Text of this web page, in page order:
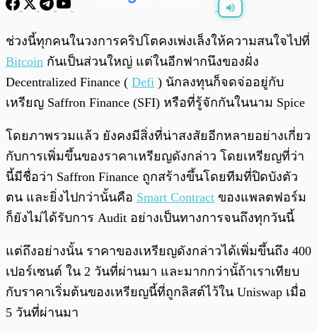
พร้อมเล่น 0:00
ช่วงนี้ทุกคนในวงการคริปโตคงเพ่งเล็งให้ความสนใจไปที่
Bitcoin กันเป็นส่วนใหญ่ แต่ในอีกฟากนึงของฝั่ง
Decentralized Finance ( Defi ) นักลงทุนก็จดจ่ออยู่กับ
เหรียญ Saffron Finance (SFI) หรือที่รู้จักกันในนาม Spice
โดยภาพรวมแล้ว ยังคงมีสิ่งที่น่าสงสัยอีกหลายอย่างเกี่ยว
กับการเพิ่มขึ้นของราคาเหรียญดังกล่าว โดยเหรียญที่ว่า
นี้มีชื่อว่า Saffron Finance ถูกสร้างขึ้นโดยทีมที่ปิดบังตัว
ตน และยิ่งไปกว่านั้นคือ Smart Contract ของแพลตฟอร์ม
ก็ยังไม่ได้รับการ Audit อย่างเป็นทางการจนถึงทุกวันนี้
แต่ถึงอย่างนั้น ราคาของเหรียญดังกล่าวได้เพิ่มขึ้นถึง 400
เปอร์เซนต์ ใน 2 วันที่ผ่านมา และมากกว่านั้ถ้าเราเทียบ
กับราคาเริ่มต้นของเหรียญนี้ที่ถูกลิสต์ไว้ใน Uniswap เมื่อ
5 วันที่ผ่านมา